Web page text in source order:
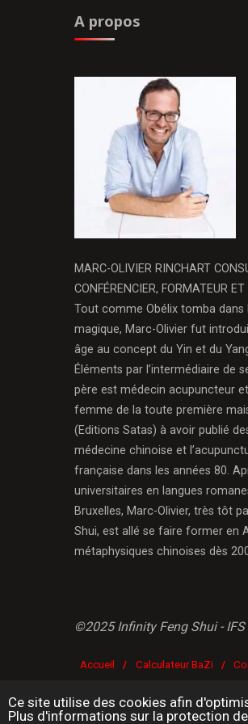
A propos
MARC-OLIVIER RINCHART
CONFÉRENCIER, FORMATEUR
Tout comme Obélix tomba
magique, Marc-Olivier fut
âge au concept du Yin et du
Éléments par l’intermédiaire de
père est médecin acupuncteur
femme de la toute première
(Editions Satas) à avoir publié
médecine chinoise et
française dans les années 80.
universitaires en langues
Bruxelles, Marc-Olivier, très tôt
Shui, est allé se faire former en
métaphysiques chinoises dès
©2025 Infinity Feng Shui -
Accueil / Calculateur BaZi /
Ce site utilise des cookies afin
Plus d'informations sur la protection